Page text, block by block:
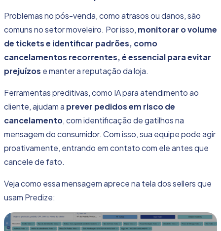
Problemas no pós-venda, como atrasos ou danos, são
comuns no setor moveleiro. Por isso, monitorar o volume
de tickets e identificar padrões, como
cancelamentos recorrentes, é essencial para evitar
prejuízos e manter a reputação da loja.
Ferramentas preditivas, como IA para atendimento ao
cliente, ajudam a prever pedidos em risco de
cancelamento, com identificação de gatilhos na
mensagem do consumidor. Com isso, sua equipe pode agir
proativamente, entrando em contato com ele antes que
cancele de fato.
Veja como essa mensagem aprece na tela dos sellers que
usam Predize: